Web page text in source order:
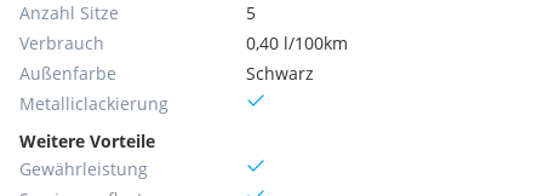
Anzahl Sitze
5
Verbrauch
0,40 l/100km
Außenfarbe
Schwarz
Metallic­lackierung
Weitere Vorteile
Gewährleistung